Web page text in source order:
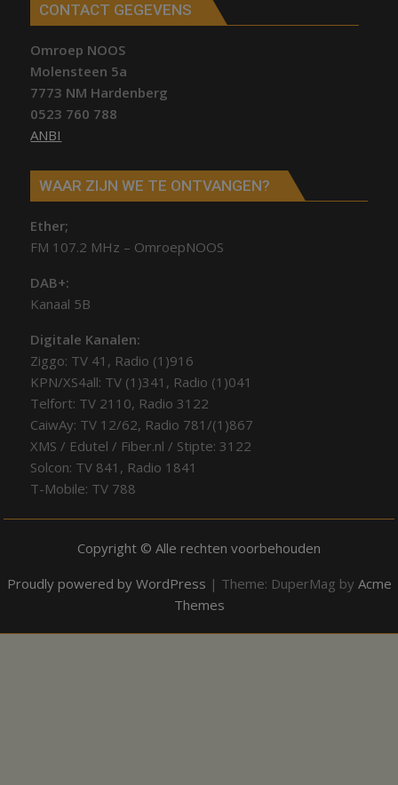
CONTACT GEGEVENS
Omroep NOOS
Molensteen 5a
7773 NM Hardenberg
0523 760 788
ANBI
WAAR ZIJN WE TE ONTVANGEN?
Ether;
FM 107.2 MHz – OmroepNOOS
DAB+:
Kanaal 5B
Digitale Kanalen:
Ziggo: TV 41, Radio (1)916
KPN/XS4all: TV (1)341, Radio (1)041
Telfort: TV 2110, Radio 3122
CaiwAy: TV 12/62, Radio 781/(1)867
XMS / Edutel / Fiber.nl / Stipte: 3122
Solcon: TV 841, Radio 1841
T-Mobile: TV 788
Copyright © Alle rechten voorbehouden
Proudly powered by WordPress | Theme: DuperMag by Acme
Themes